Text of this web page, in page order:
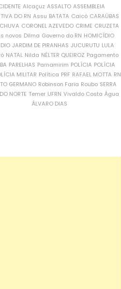
Alcaçuz ASSALTO ASSEMBLEIA
DO RN Assu BATATA Caicó CARAÚBAS
CORONEL AZEVEDO CRIME CRUZETA
novos Dilma Governo do RN HOMICÍDIO
JARDIM DE PIRANHAS JUCURUTU LULA
NATAL Nilda NÉLTER QUEIROZ Pagamento
PARELHAS Parnamirim POLÍCIA POLÍCIA
MILITAR Política PRF RAFAEL MOTTA RN
GERMANO Robinson Faria Roubo SERRA
NORTE Temer UFRN Vivaldo Costa Água
ÁLVARO DIAS